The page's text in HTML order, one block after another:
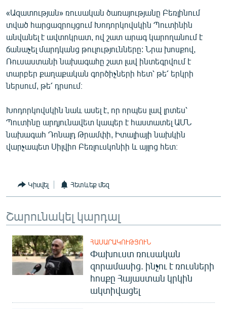
Русский
ՀԵՏԵՎԵՔ ՄԵԶ
«Ազատության» բոլոր կայքերը
«Ազատության» ռուսական ծառայությանը Բեռլինում
տված հարցազրույցում Խոդորկովսկին Պուտինին
անվանել է ավտոկրատ, ով շատ արագ կարողանում է
ճանաչել մարդկանց թուլությունները: Նրա խոսքով,
Ռուսաստանի նախագահը շատ լավ ինտեգրվում է
տարբեր քաղաքական գործիչների հետ՝ թե՛ երկրի
ներսում, թե՛ դրսում։
Խոդորկովսկին նաև ասել է, որ որպես լավ լրտես՝
Պուտինը արդյունավետ կապեր է հաստատել ԱՄՆ
նախագահ Դոնալդ Թրամփի, Իտալիայի նախկին
վարչապետ Սիլվիո Բեռլուսկոնիի և այլոց հետ։
Կիսվել Հետևեք մեզ
Շարունակել կարդալ
ՀԱՍԱՐԱԿՈՒԹՅՈՒՆ
Փախուստ ռուսական
զորամասից. ինչու է ռուսների
հոսքը Հայաստան կրկին
ակտիվացել